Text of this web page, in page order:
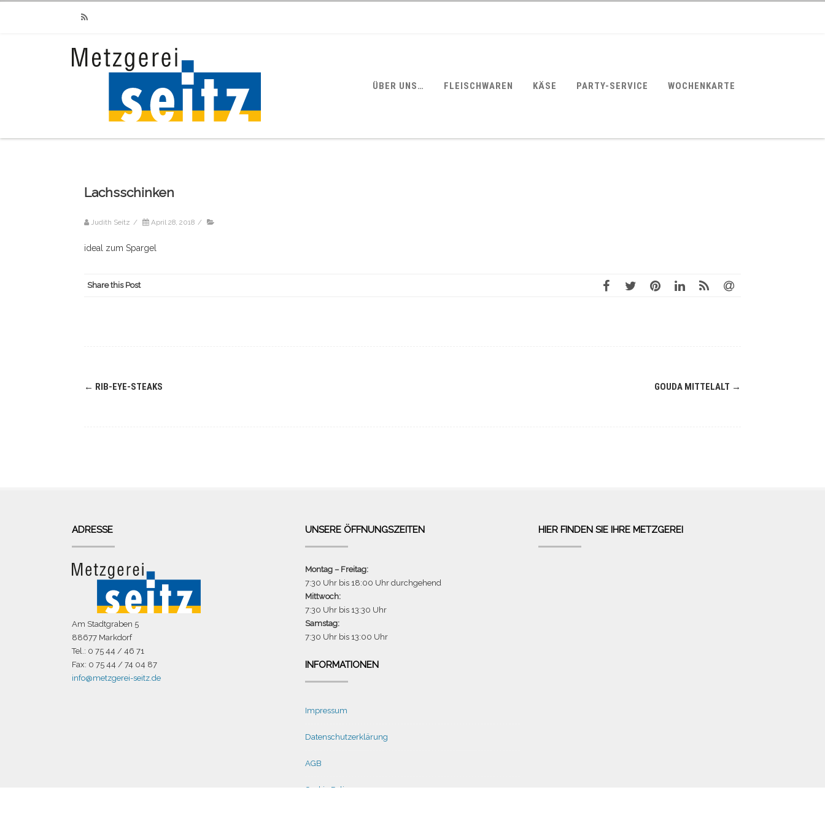
RSS
ÜBER UNS… FLEISCHWAREN KÄSE PARTY-SERVICE WOCHENKARTE
Lachsschinken
Judith Seitz / April 28, 2018 /
ideal zum Spargel
Share this Post
Navigation
← RIB-EYE-STEAKS GOUDA MITTELALT →
ADRESSE
Am Stadtgraben 5
88677 Markdorf
Tel.: 0 75 44 / 46 71
Fax: 0 75 44 / 74 04 87
info@metzgerei-seitz.de
UNSERE ÖFFNUNGSZEITEN
Montag – Freitag:
7:30 Uhr bis 18:00 Uhr durchgehend
Mittwoch:
7:30 Uhr bis 13:30 Uhr
Samstag:
7:30 Uhr bis 13:00 Uhr
INFORMATIONEN
Impressum
Datenschutzerklärung
AGB
Cookie Policy
HIER FINDEN SIE IHRE METZGEREI